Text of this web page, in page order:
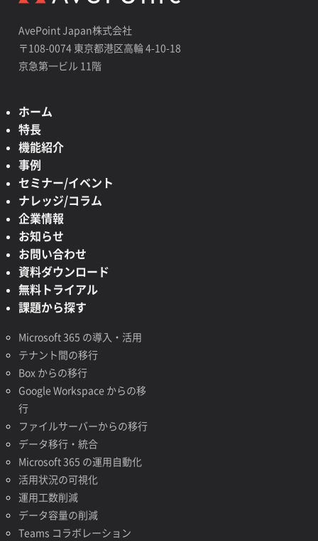
AvePoint Japan株式会社
〒108-0074 東京都港区高輪 4-10-18
京急第一ビル 11階
ホーム
特長
機能紹介
事例
セミナー/イベント
ナレッジ/コラム
企業情報
お知らせ
お問い合わせ
資料ダウンロード
無料トライアル
課題から探す
Microsoft 365 の導入・活用
テナント間の移行
Box からの移行
Google Workspace からの移
行
ファイルサーバーからの移行
データ移行・統合
Microsoft 365 の運用自動化
活用状況の可視化
運用工数削減
データ容量の削減
Teams コラボレーション